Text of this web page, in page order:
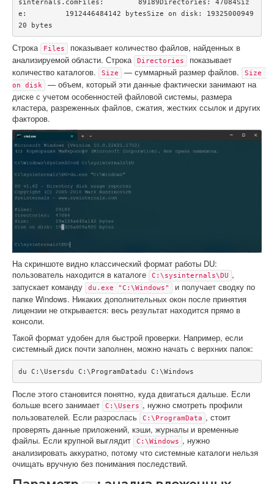
sinternals.comFiles:        89189Directories: 47084Siz
e:         1912446484142 bytesSize on disk: 19325000949
20 bytes
Строка Files
показывает количество файлов, найденных в
анализируемой области. Строка
Directories
показывает
количество каталогов.
Size — суммарный размер файлов.
Size
on disk
— объем, который эти данные фактически занимают на
диске с учетом особенностей файловой системы, размера
кластера, разреженных файлов, сжатия, жестких ссылок и других
факторов.
На скриншоте видно классический формат работы DU:
пользователь находится в каталоге
C:\sysinternals\DU ,
запускает команду
du.exe "C:\Windows"
и получает сводку по
папке Windows. Никаких дополнительных окон после принятия
лицензии не открывается: весь результат находится прямо в
консоли.
Такой формат удобен для быстрой проверки. Например, если
системный диск почти заполнен, можно начать с верхних папок:
du C:\Usersdu C:\ProgramDatadu C:\Windows
После этого становится понятно, куда двигаться дальше. Если
больше всего занимает
C:\Users , нужно смотреть профили
пользователей. Если разрослась
C:\ProgramData , стоит
проверять данные приложений, кэши, журналы и временные
файлы. Если крупной выглядит
C:\Windows , нужно
анализировать аккуратно, потому что системные каталоги нельзя
очищать вручную без понимания последствий.